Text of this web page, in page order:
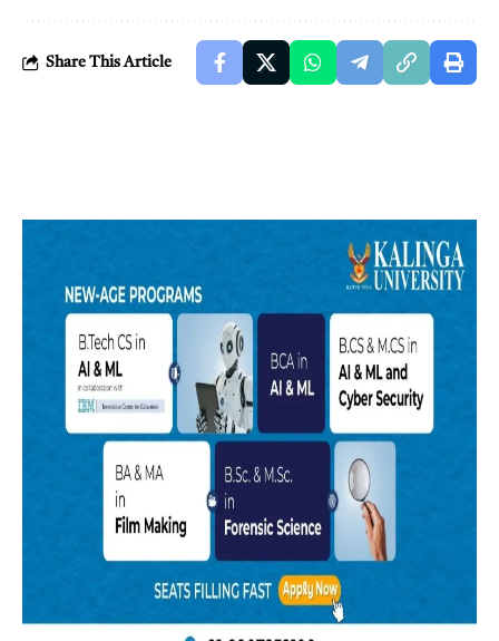
Share This Article